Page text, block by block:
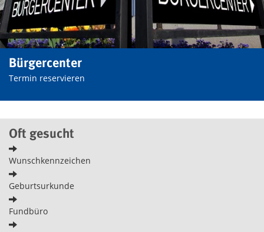
Bürgercenter
Termin reservieren
Oft gesucht
Wunschkennzeichen
Geburtsurkunde
Fundbüro